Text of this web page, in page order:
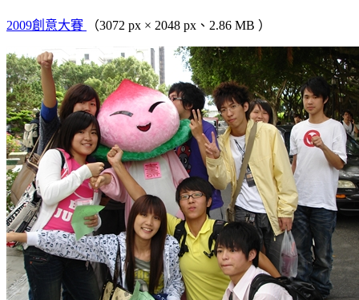
2009創意大賽 （3072 px × 2048 px、2.86 MB ）